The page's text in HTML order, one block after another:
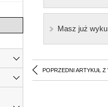
Masz już
POPRZEDNI ARTYKUŁ Z